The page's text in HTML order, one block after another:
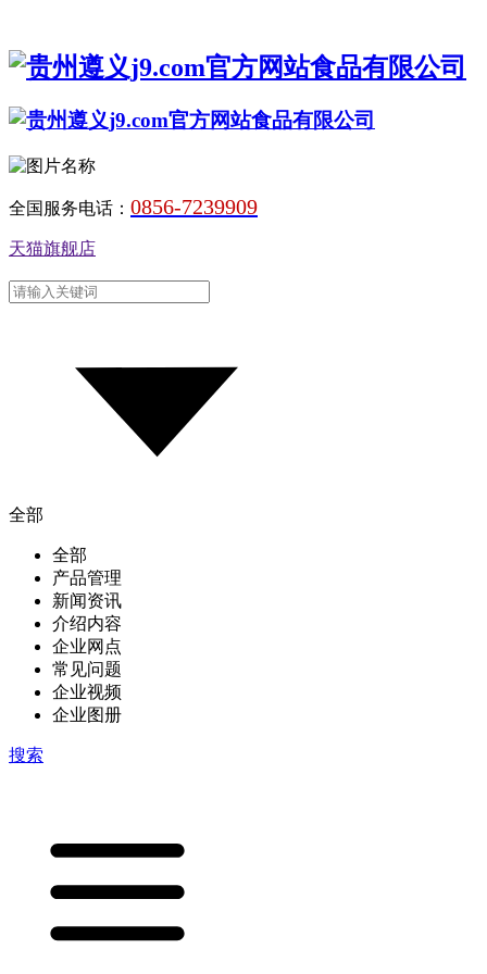
全国服务电话： 0856-7239909
天猫旗舰店
全部
全部
产品管理
新闻资讯
介绍内容
企业网点
常见问题
企业视频
企业图册
搜索